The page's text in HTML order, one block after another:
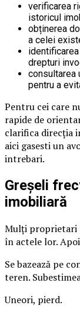
verificarea
istoricul
obținerea
a celei
drepturi
consultarea
pentru a
Pentru cei care
rapide de
clarifica direcția
aici gasesti un
intrebari.
Greșeli
imobiliară
Mulți proprietari
în actele lor.
Se bazează pe
teren.
Uneori, pierd.